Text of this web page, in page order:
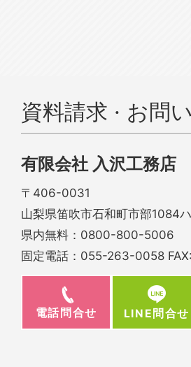
資料請求 · お問
有限会社 入沢工務店
〒406-0031
山梨県笛吹市石和町市部1084
県内無料： 0800-800-5006
固定電話： 055-263-0058
電話問合せ LINE問合せ